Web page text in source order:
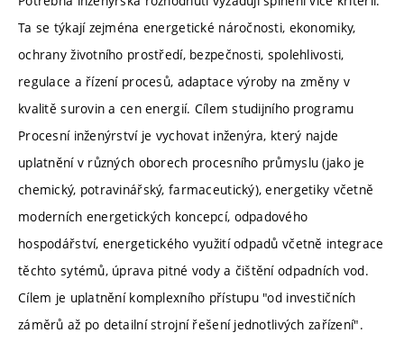
Ta se týkají zejména energetické náročnosti, ekonomiky,
ochrany životního prostředí, bezpečnosti, spolehlivosti,
regulace a řízení procesů, adaptace výroby na změny v
kvalitě surovin a cen energií. Cílem studijního programu
Procesní inženýrství je vychovat inženýra, který najde
uplatnění v různých oborech procesního průmyslu (jako je
chemický, potravinářský, farmaceutický), energetiky včetně
moderních energetických koncepcí, odpadového
hospodářství, energetického využití odpadů včetně integrace
těchto sytémů, úprava pitné vody a čištění odpadních vod.
Cílem je uplatnění komplexního přístupu "od investičních
záměrů až po detailní strojní řešení jednotlivých zařízení".